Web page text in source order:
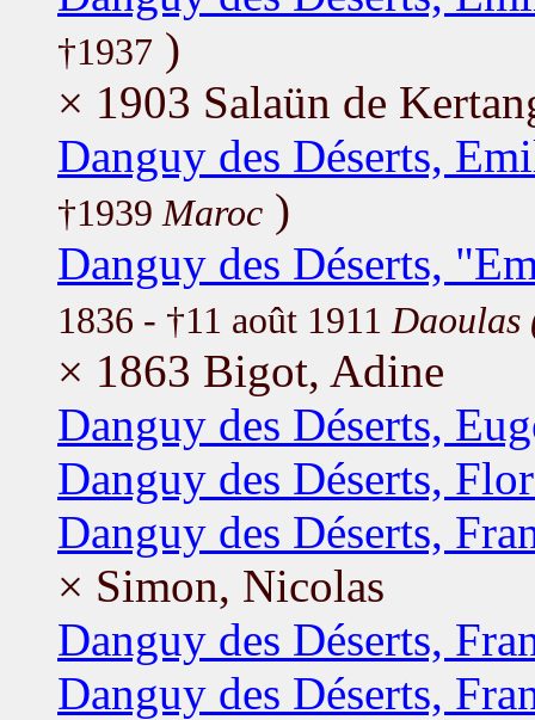
†1937 )
× 1903 Salaün de
Danguy des Déserts,
†1939 Maroc )
Danguy des Déserts,
1836 - †11 août 1911 Daoulas
× 1863 Bigot, Adine
Danguy des Déserts,
Danguy des Déserts,
Danguy des Déserts,
× Simon, Nicolas
Danguy des Déserts,
Danguy des Déserts,